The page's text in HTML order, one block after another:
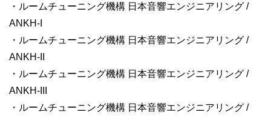
・ルームチューニング機構 日本音響エンジニアリング /
ANKH-I
・ルームチューニング機構 日本音響エンジニアリング /
ANKH-II
・ルームチューニング機構 日本音響エンジニアリング /
ANKH-III
・ルームチューニング機構 日本音響エンジニアリング /